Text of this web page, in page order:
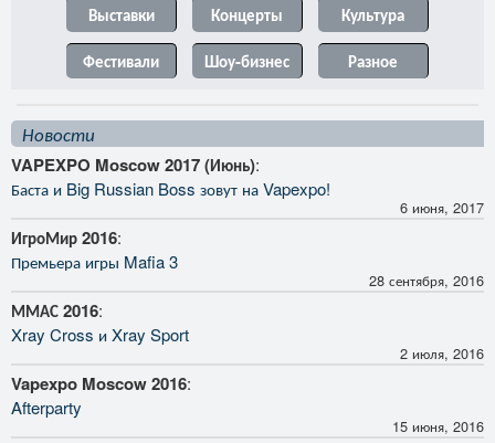
Выставки Концерты
Культура
Фестивали
Шоу-бизнес Разное
Новости
VAPEXPO Moscow 2017 (Июнь):
Баста и Big Russian Boss зовут на Vapexpo!
6 июня, 2017
ИгроМир 2016:
Премьера игры Mafia 3
28 сентября, 2016
ММАС 2016:
Xray Cross и Xray Sport
2 июля, 2016
Vapexpo Moscow 2016:
Afterparty
15 июня, 2016